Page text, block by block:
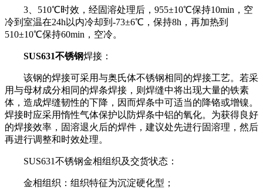
3、510℃时效，经固溶处理后，955±10℃保持10min，空
冷到室温在24h以内冷却到-73±6℃，保持8h，再加热到
510±10℃保持60min，空冷。
SUS631不锈钢焊接：
该钢的焊接可采用与奥氏体不锈钢相同的焊接工艺。若采
用与母材成分相同的焊条焊接，则焊缝中将出现大量的铁素
体，造成焊缝韧性的下降，因而焊条中可适当的降铬或增镍。
焊接时应采用惰性气体保护以防焊条中铝的氧化。为获得良好
的焊接效率，固溶退火后的焊件，建议处先进行固溶理，然后
再进行调整和时效处理。
SUS631不锈钢金相组织及交货状态：
金相组织：组织特征为沉淀硬化型；